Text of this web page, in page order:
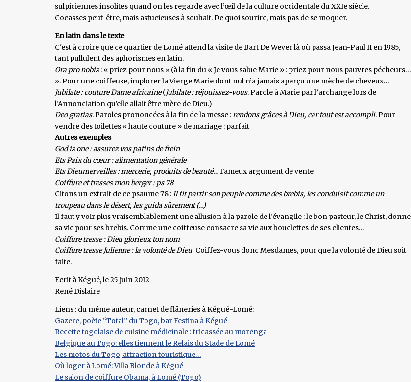
sulpiciennes insolites quand on les regarde avec l’œil de la culture occidentale du XXIe siècle.
Cocasses peut-être, mais astucieuses à souhait. De quoi sourire, mais pas de se moquer.
En latin dans le texte
C'est à croire que ce quartier de Lomé attend la visite de Bart De Wever là où passa Jean-Paul II en 1985,
tant pullulent des aphorismes en latin.
Ora pro nobis: « priez pour nous » (à la fin du « Je vous salue Marie » : priez pour nous pauvres pécheurs…
». Pour une coiffeuse, implorer la Vierge Marie dont nul n’a jamais aperçu une mèche de cheveux…
Jubilate : couture Dame africaine(Jubilate : réjouissez-vous. Parole à Marie par l’archange lors de
l’Annonciation qu’elle allait être mère de Dieu.)
Deo gratias. Paroles prononcées à la fin de la messe :rendons grâces à Dieu, car tout est accompli. Pour
vendre des toilettes « haute couture » de mariage : parfait
Autres exemples
God is one : assurez vos patins de frein
Ets Paix du cœur : alimentation générale
Ets Dieumerveilles : mercerie, produits de beauté…Fameux argument de vente
Coiffure et tresses mon berger : ps 78
Citons un extrait de ce psaume 78 :Il fit partir son peuple comme des brebis, les conduisit comme un
troupeau dans le désert, les guida sûrement (…)
Il faut y voir plus vraisemblablement une allusion à la parole de l’évangile : le bon pasteur, le Christ, donne
sa vie pour ses brebis. Comme une coiffeuse consacre sa vie aux bouclettes de ses clientes…
Coiffure tresse : Dieu glorieux ton nom
Coiffure tresse Julienne : la volonté de Dieu. Coiffez-vous donc Mesdames, pour que la volonté de Dieu soit
faite.
Ecrit à Kégué, le 25 juin 2012
René Dislaire
Liens : du même auteur, carnet de flâneries à Kégué-Lomé:
Gazere, poète “Total” du Togo, bar Festina à Kégué
Recette togolaise de cuisine médicinale : fricassée au morenga
Belgique au Togo: elles tiennent le Relais du Stade de Lomé
Les motos du Togo, attraction touristique…
Où loger à Lomé: Villa Blonde à Kégué
Le salon de coiffure Obama, à Lomé (Togo)